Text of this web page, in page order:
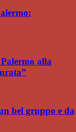
alla
bel gruppo e da